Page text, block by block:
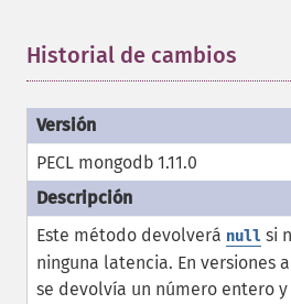
Historial de cambios
PECL mongodb 1.11.0
Este método devolverá null si
ninguna latencia. En versiones
se devolvía un número entero